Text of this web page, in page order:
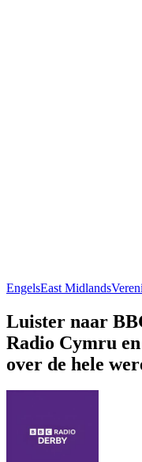
EngelsEast Midlands
Luister naar
Radio Cymru
over de hele